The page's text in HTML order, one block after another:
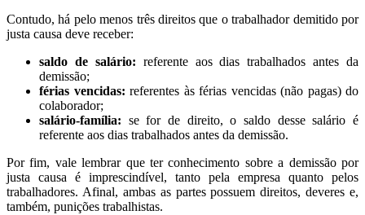
Contudo, há pelo menos três direitos que o trabalhador demitido por
justa causa deve receber:
saldo de salário: referente aos dias trabalhados antes da
demissão;
férias vencidas: referentes às férias vencidas (não pagas) do
colaborador;
salário-família: se for de direito, o saldo desse salário é
referente aos dias trabalhados antes da demissão.
Por fim, vale lembrar que ter conhecimento sobre a demissão por
justa causa é imprescindível, tanto pela empresa quanto pelos
trabalhadores. Afinal, ambas as partes possuem direitos, deveres e,
também, punições trabalhistas.